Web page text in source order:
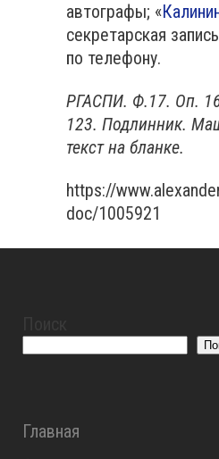
автографы; «
секретарская
по телефону.
РГАСПИ. Ф.17. Оп.
123. Подлинник.
текст на бланке.
https://
doc/1005921
Главная